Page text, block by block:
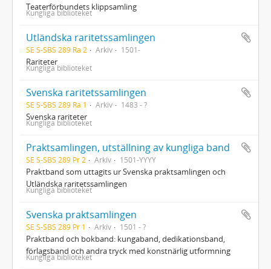
Teaterförbundets klippsamling
Kungliga biblioteket
Utländska raritetssamlingen
SE S-SBS 289 Ra 2 Arkiv 1501-
Rariteter
Kungliga biblioteket
Svenska raritetssamlingen
SE S-SBS 289 Ra 1 Arkiv 1483 - ?
Svenska rariteter
Kungliga biblioteket
Praktsamlingen, utställning av kungliga band
SE S-SBS 289 Pr 2 Arkiv 1501-YYYY
Praktband som uttagits ur Svenska praktsamlingen och
Utländska raritetssamlingen
Kungliga biblioteket
Svenska praktsamlingen
SE S-SBS 289 Pr 1 Arkiv 1501 - ?
Praktband och bokband: kungaband, dedikationsband,
förlagsband och andra tryck med konstnärlig utformning
Kungliga biblioteket